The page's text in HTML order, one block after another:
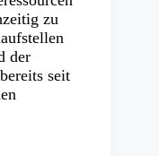
zu
der
seit